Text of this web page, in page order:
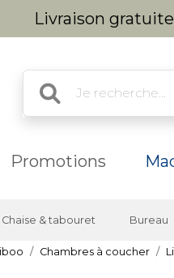
Livraison
Promotions
Chaise & tabouret Bureau
Chambres à coucher